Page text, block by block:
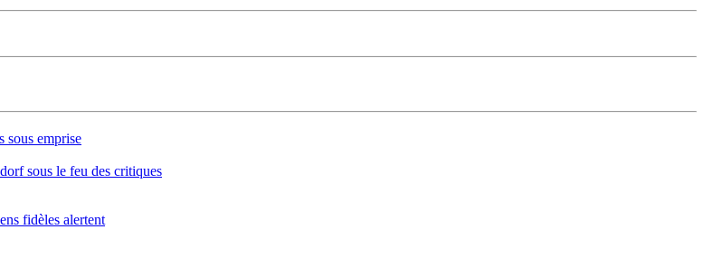
sous emprise
sous le feu des critiques
fidèles alertent